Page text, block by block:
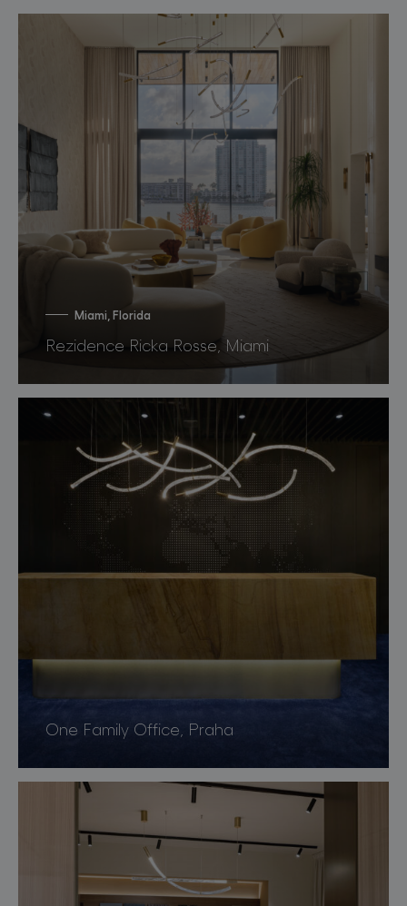
Miami, Florida
Rezidence Ricka Rosse, Miami
One Family Office, Praha